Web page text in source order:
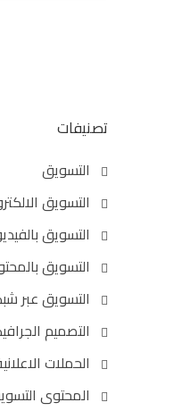
تصنيفات
التسويق
التسويق
التسويق
التسويق
التسويق عبر
التصميم
الحملات
المحتوى